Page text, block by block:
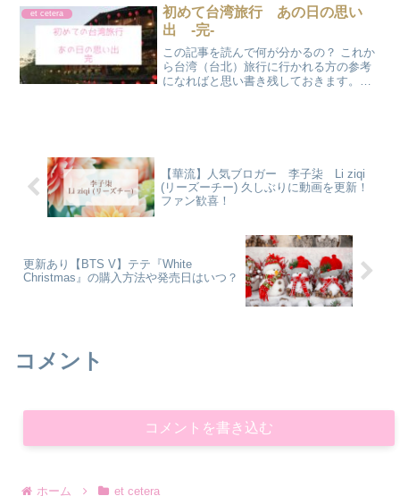
ン目線で深掘りします。今すぐ観られる
配信サービスも紹介中！
et cetera
初めて台湾旅行 あの日の思い
出 -完-
この記事を読んで何が分かるの？ これか
ら台湾（台北）旅行に行かれる方の参考
になればと思い書き残しておきます。
【華流】人気ブロガー 李子柒 Li ziqi
(リーズーチー) 久しぶりに動画を更新！
ファン歓喜！
更新あり【BTS V】テテ『White
Christmas』の購入方法や発売日はいつ？
コメント
コメントを書き込む
ホーム et cetera